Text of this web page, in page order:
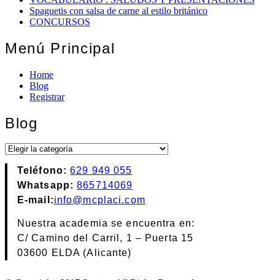
Spaguetis con salsa de carne al estilo británico
CONCURSOS
Menú Principal
Home
Blog
Registrar
Blog
Blog
Teléfono:629 949 055
Whatsapp:865714069
E-mail:info@mcplaci.com
Nuestra academia se encuentra en:
C/ Camino del Carril, 1 – Puerta 15
03600 ELDA (Alicante)